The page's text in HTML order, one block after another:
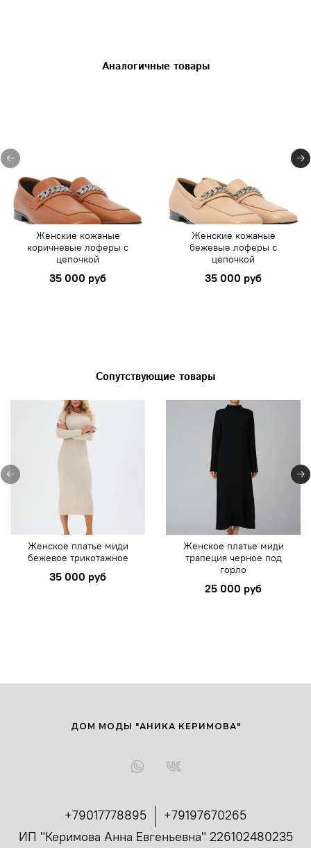
Аналогичные товары
Женские кожаные
коричневые лоферы с
цепочкой
35 000 руб
Женские кожаные
бежевые лоферы с
цепочкой
35 000 руб
Сопутствующие товары
Женское платье миди
бежевое трикотажное
35 000 руб
Женское платье миди
трапеция черное под
горло
25 000 руб
+79017778895
+79197670265
ИП "Керимова Анна Евгеньевна" 226102480235
ДОМ МОДЫ "АНИКА КЕРИМОВА"